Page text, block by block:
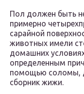
Пол должен быть
примерно
сарайной
животных имели
домашних
определенным
помощью соломы,
сборник жижи.